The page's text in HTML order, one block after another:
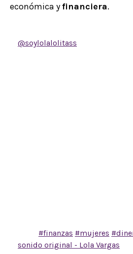
económica yfinanciera.
@soylolalolitass
#finanzas #mujeres
sonido original - Lola Vargas